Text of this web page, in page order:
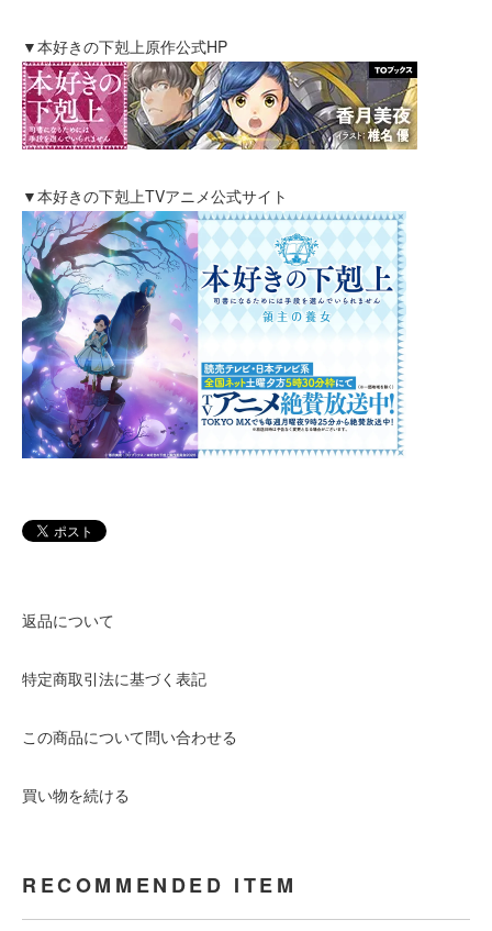
▼本好きの下剋上原作公式HP
▼本好きの下剋上TVアニメ公式サイト
返品について
特定商取引法に基づく表記
この商品について問い合わせる
買い物を続ける
RECOMMENDED ITEM